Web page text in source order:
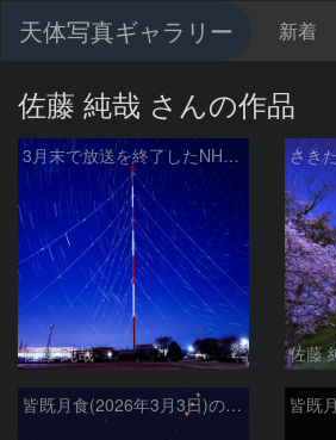
天体写真ギャラリー 新着
佐藤 純哉 さんの作品
3月末で放送を終了したNHKラジオ第2放送の送信アンテナと星空
佐藤 純哉 佐藤
皆既月食(2026年3月3日)の連続写真と宮崎 青島神社の鳥居